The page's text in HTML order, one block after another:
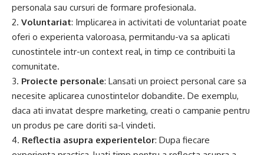
personala sau cursuri de formare profesionala.
2. Voluntariat: Implicarea in activitati de voluntariat poate
oferi o experienta valoroasa, permitandu-va sa aplicati
cunostintele intr-un context real, in timp ce contribuiti la
comunitate.
3. Proiecte personale: Lansati un proiect personal care sa
necesite aplicarea cunostintelor dobandite. De exemplu,
daca ati invatat despre marketing, creati o campanie pentru
un produs pe care doriti sa-l vindeti.
4. Reflectia asupra experientelor: Dupa fiecare